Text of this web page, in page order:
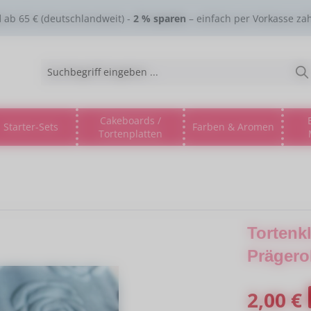
ab 65 € (deutschlandweit) - 2 % sparen – einfach per Vorkasse
% Sale %
Dropdown der Kategorie Lebensmitteltinte
oder Schließe das Dropdown der Kategorie Esspapier
Starter-Sets
Cakeboards /
Tortenplatten
Farben & Aromen
2,00 €